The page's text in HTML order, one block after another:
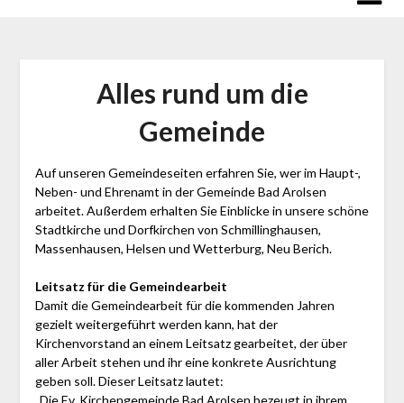
Alles rund um die
Gemeinde
Auf unseren Gemeindeseiten erfahren Sie, wer im Haupt-,
Neben- und Ehrenamt in der Gemeinde Bad Arolsen
arbeitet. Außerdem erhalten Sie Einblicke in unsere schöne
Stadtkirche und Dorfkirchen von Schmillinghausen,
Massenhausen, Helsen und Wetterburg, Neu Berich.
Leitsatz für die Gemeindearbeit
Damit die Gemeindearbeit für die kommenden Jahren
gezielt weitergeführt werden kann, hat der
Kirchenvorstand an einem Leitsatz gearbeitet, der über
aller Arbeit stehen und ihr eine konkrete Ausrichtung
geben soll. Dieser Leitsatz lautet: